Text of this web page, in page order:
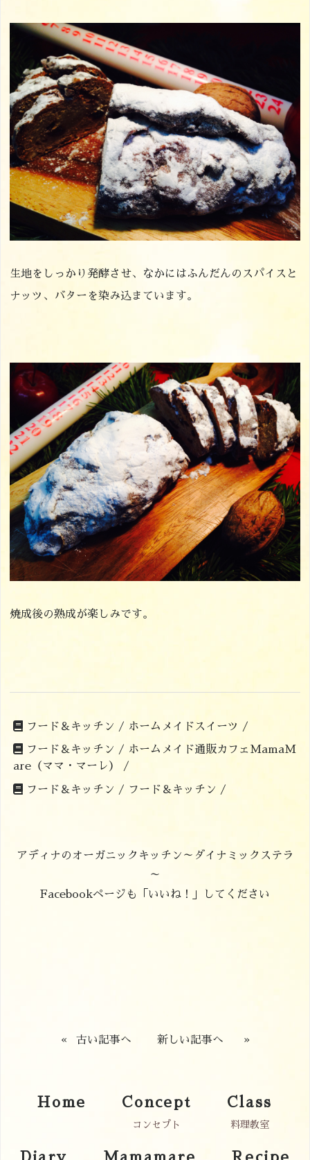
生地をしっかり発酵させ、なかにはふんだんのスパイスと
ナッツ、バターを染み込まています。
焼成後の熟成が楽しみです。
フード＆キッチン / ホームメイドスイーツ /
フード＆キッチン / ホームメイド通販カフェMamaM
are（ママ・マーレ） /
フード＆キッチン / フード＆キッチン /
アディナのオーガニックキッチン～ダイナミックステラ
～
Facebookページも「いいね！」してください
« 古い記事へ 新しい記事へ »
Home Concept
コンセプト
Class
料理教室
Diary Mamamare Recipe